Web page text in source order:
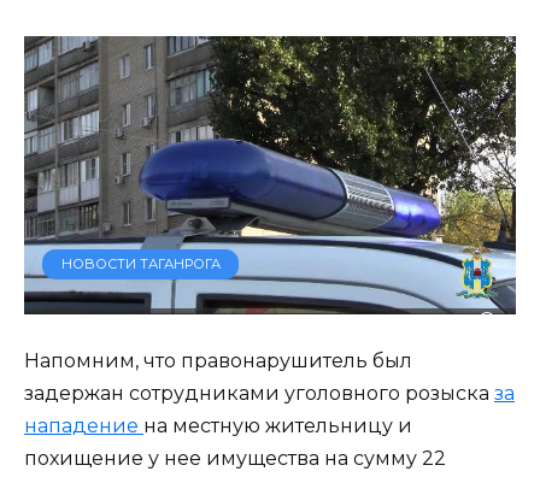
НОВОСТИ ТАГАНРОГА
Напомним, что правонарушитель был
задержан сотрудниками уголовного розыска за
нападение на местную жительницу и
похищение у нее имущества на сумму 22